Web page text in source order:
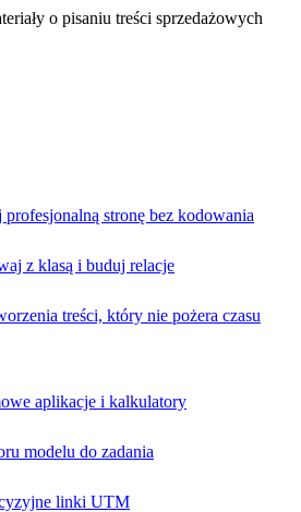
o pisaniu treści sprzedażowych
profesjonalną stronę bez kodowania
z klasą i buduj relacje
treści, który nie pożera czasu
aplikacje i kalkulatory
modelu do zadania
linki UTM